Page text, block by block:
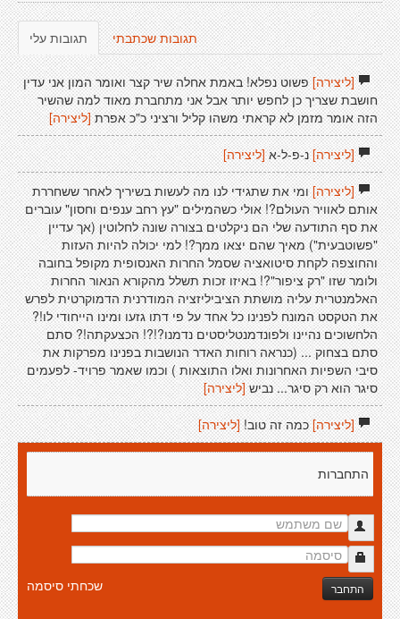
תגובות עלי תגובות שכתבתי
[ליצירה]פשוט נפלא! באמת אחלה שיר קצר ואומר המון אני עדין
חושבת שצריך כן לחפש יותר אבל אני מתחברת מאוד למה שהשיר
הזה אומר מזמן לא קראתי משהו קליל ורציני כ"כ אפרת [ליצירה]
[ליצירה]נ-פ-ל-א [ליצירה]
[ליצירה]ומי את שתגידי לנו מה לעשות בשיריך לאחר ששחררת
אותם לאוויר העולם?! אולי כשהמילים "עץ רחב ענפים וחסון" עוברים
את סף התודעה שלי הם ניקלטים בצורה שונה לחלוטין (אך עדיין
"פשוטבעית") מאיך שהם יצאו ממך?! למי יכולה להיות העזות
והחוצפה לקחת סיטואציה שסמל החרות האנסופית מקופל בחובה
ולומר שזו "רק ציפור"?! באיזו זכות תשלל מהקורא הנאור החרות
האלמנטרית עליה מושתת הציביליזציה המודרנית הדמוקרטית לפרש
את הטקסט המונח לפנינו כל אחד על פי דתו גזעו ומינו הייחודי לו!?
הלחשוכים נהיינו ולפונדמנטליסטים נדמנו?!?! הכצעקתה!? סתם
סתם בצחוק ... (כנראה רוחות האדר הנושבות בפנינו מפרקות את
סיבי השפיות האחרונות ואלו התוצאות ) וכמו שאמר פרויד- לפעמים
סיגר הוא רק סיגר... נביש[ליצירה]
[ליצירה]כמה זה טוב! [ליצירה]
התחברות
התחבר שכחתי סיסמה